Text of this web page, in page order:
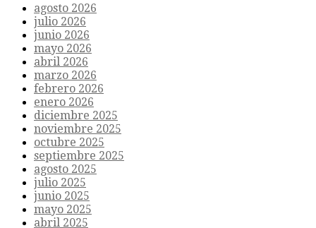
agosto 2026
julio 2026
junio 2026
mayo 2026
abril 2026
marzo 2026
febrero 2026
enero 2026
diciembre 2025
noviembre 2025
octubre 2025
septiembre 2025
agosto 2025
julio 2025
junio 2025
mayo 2025
abril 2025